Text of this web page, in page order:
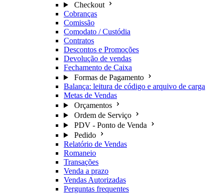
Checkout
Cobranças
Comissão
Comodato / Custódia
Contratos
Descontos e Promoções
Devolução de vendas
Fechamento de Caixa
Formas de Pagamento
Balança: leitura de código e arquivo de carga
Metas de Vendas
Orçamentos
Ordem de Serviço
PDV - Ponto de Venda
Pedido
Relatório de Vendas
Romaneio
Transações
Venda a prazo
Vendas Autorizadas
Perguntas frequentes